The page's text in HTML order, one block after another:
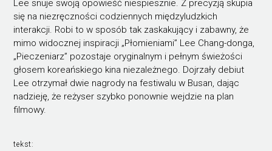
Lee snuje swoją opowieść niespiesznie. Z precyzją skupia
się na niezręczności codziennych międzyludzkich
interakcji. Robi to w sposób tak zaskakujący i zabawny, że
mimo widocznej inspiracji „Płomieniami” Lee Chang-donga,
„Pieczeniarz” pozostaje oryginalnym i pełnym świeżości
głosem koreańskiego kina niezależnego. Dojrzały debiut
Lee otrzymał dwie nagrody na festiwalu w Busan, dając
nadzieję, że reżyser szybko ponownie wejdzie na plan
filmowy.
tekst: